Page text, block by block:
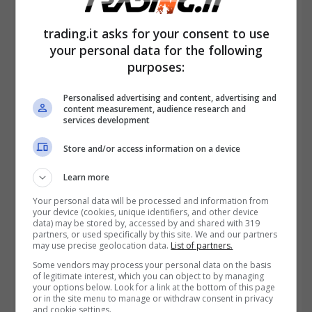
all’RD 2657/1923per attivare le disposizioni
di questa tipologia di lavoro.
Ma la recente
degli atti
normativi prerepubblicani risalenti tra
1861 e 1946, ha posto un vuoto normativo
trading.it asks for your consent to use
your personal data for the following
purposes:
Personalised advertising and content, advertising and
content measurement, audience research and
services development
Store and/or access information on a device
Learn more
Your personal data will be processed and information from
your device (cookies, unique identifiers, and other device
data) may be stored by, accessed by and shared with 319
partners, or used specifically by this site. We and our partners
may use precise geolocation data. List of partners.
Some vendors may process your personal data on the basis
of legitimate interest, which you can object to by managing
your options below. Look for a link at the bottom of this page
or in the site menu to manage or withdraw consent in privacy
and cookie settings.